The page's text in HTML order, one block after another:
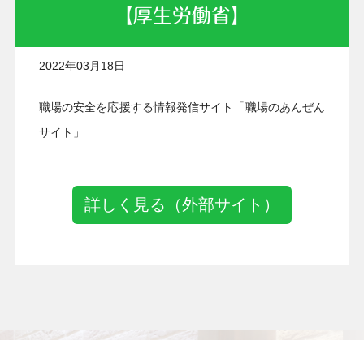
【厚生労働省】
2022年03月18日
職場の安全を応援する情報発信サイト「職場のあんぜん
サイト」
詳しく見る（外部サイト）